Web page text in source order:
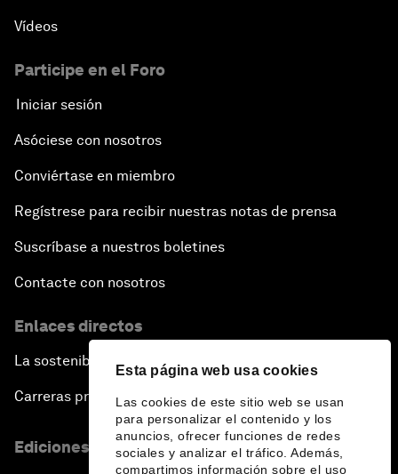
Esta página web usa cookies
Las cookies de este sitio web se usan
para personalizar el contenido y los
anuncios, ofrecer funciones de redes
sociales y analizar el tráfico. Además,
compartimos información sobre el uso
Vídeos
Participe en el Foro
Iniciar sesión
Asóciese con nosotros
Conviértase en miembro
Regístrese para recibir nuestras notas de prensa
Suscríbase a nuestros boletines
Contacte con nosotros
Enlaces directos
La sostenibilidad en el Foro
Carreras profesionales
Ediciones en otros idiomas